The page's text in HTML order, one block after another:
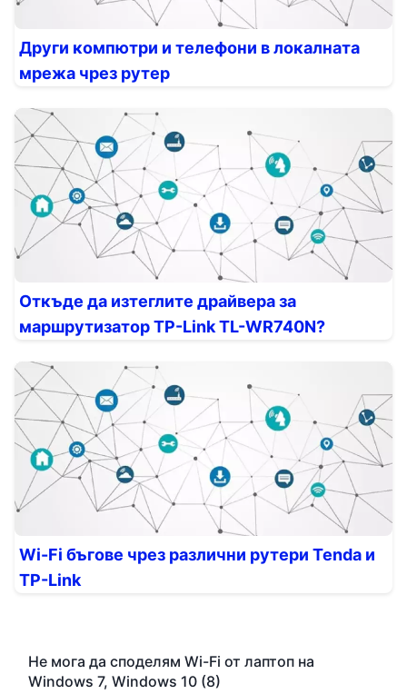
Други компютри и телефони в локалната
мрежа чрез рутер
Откъде да изтеглите драйвера за
маршрутизатор TP-Link TL-WR740N?
Wi-Fi бъгове чрез различни рутери Tenda и
TP-Link
Не мога да споделям Wi-Fi от лаптоп на
Windows 7, Windows 10 (8)